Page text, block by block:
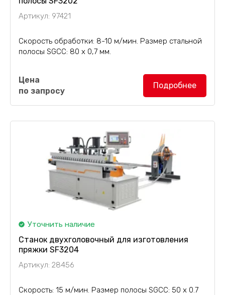
Артикул: 97421
Скорость обработки: 8-10 м/мин. Размер стальной
полосы SGCC: 80 х 0,7 мм.
Станок для изготовления двойной стальной
полосы SF3202
предназначен для производства
стальной полосы, используемой совместно с
пряжкой типа "папа" для...
Цена
по запросу
Подробнее
Уточнить наличие
Станок двухголовочный для изготовления
пряжки SF3204
Артикул: 28456
Скорость: 15 м/мин. Размер полосы SGCC: 50 х 0.7